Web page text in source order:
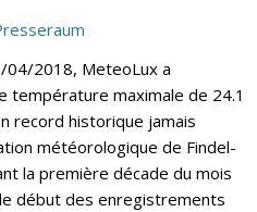
04/2018, MeteoLux a
température maximale de 24.1
record historique jamais
météorologique de Findel-
la première décade du mois
début des enregistrements